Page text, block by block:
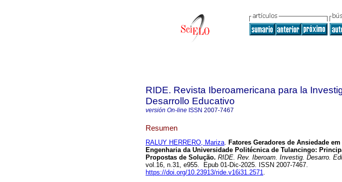
RIDE. Revista Iberoamericana para la
Desarrollo Educativo
versión On-line ISSN 2007-7467
Resumen
RALUY HERRERO, Mariza. Fatores Geradores de Ansiedade
Engenharia da Universidade Politécnica de Tulancingo:
Propostas de Solução. RIDE. Rev. Iberoam. Investig. Desarro.
vol.16, n.31, e955. Epub 01-Dic-2025. ISSN 2007-7467.
https://doi.org/10.23913/ride.v16i31.2571.